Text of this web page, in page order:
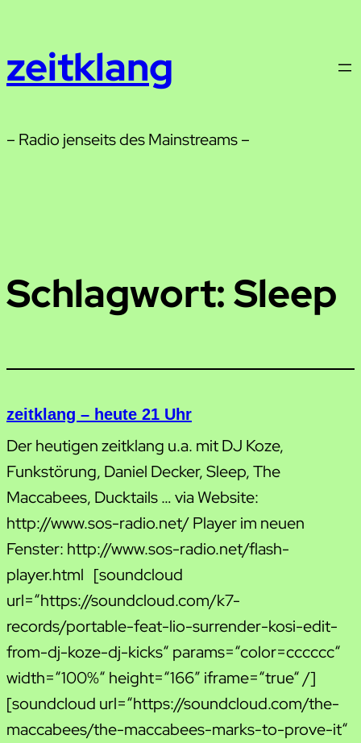
springen
zeitklang
– Radio jenseits des Mainstreams –
Schlagwort:Sleep
zeitklang – heute 21 Uhr
Der heutigen zeitklang u.a. mit DJ Koze,
Funkstörung, Daniel Decker, Sleep, The
Maccabees, Ducktails … via Website:
http://www.sos-radio.net/ Player im neuen
Fenster: http://www.sos-radio.net/flash-
player.html [soundcloud
url=“https://soundcloud.com/k7-
records/portable-feat-lio-surrender-kosi-edit-
from-dj-koze-dj-kicks“ params=“color=cccccc“
width=“100%“ height=“166″ iframe=“true“ /]
[soundcloud url=“https://soundcloud.com/the-
maccabees/the-maccabees-marks-to-prove-it“